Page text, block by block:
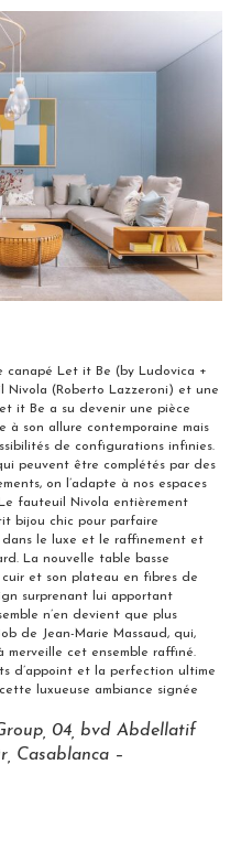
canapé Let it Be (by Ludovica +
Nivola (Roberto Lazzeroni) et une
it Be a su devenir une pièce
à son allure contemporaine mais
de configurations infinies.
peuvent être complétés par des
on l’adapte à nos espaces
fauteuil Nivola entièrement
bijou chic pour parfaire
dans le luxe et le raffinement et
La nouvelle table basse
et son plateau en fibres de
surprenant lui apportant
n’en devient que plus
de Jean-Marie Massaud, qui,
cet ensemble raffiné.
d’appoint et la perfection ultime
luxueuse ambiance signée
04, bvd Abdellatif
Casablanca –